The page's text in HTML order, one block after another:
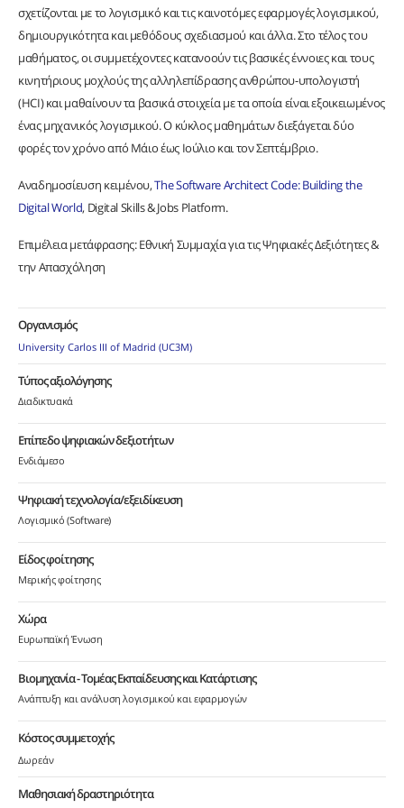
σχετίζονται με το λογισμικό και τις καινοτόμες εφαρμογές λογισμικού,
δημιουργικότητα και μεθόδους σχεδιασμού και άλλα. Στο τέλος του
μαθήματος, οι συμμετέχοντες κατανοούν τις βασικές έννοιες και τους
κινητήριους μοχλούς της αλληλεπίδρασης ανθρώπου-υπολογιστή
(HCI) και μαθαίνουν τα βασικά στοιχεία με τα οποία είναι εξοικειωμένος
ένας μηχανικός λογισμικού. Ο κύκλος μαθημάτων διεξάγεται δύο
φορές τον χρόνο από Μάιο έως Ιούλιο και τον Σεπτέμβριο.
Aναδημοσίευση κειμένου,The Software Architect Code: Building the
Digital World, Digital Skills & Jobs Platform.
Επιμέλεια μετάφρασης: Εθνική Συμμαχία για τις Ψηφιακές Δεξιότητες &
την Απασχόληση
Οργανισμός
University Carlos III of Madrid (UC3M)
Τύπος αξιολόγησης
Διαδικτυακά
Επίπεδο ψηφιακών δεξιοτήτων
Ενδιάμεσο
Ψηφιακή τεχνολογία/εξειδίκευση
Λογισμικό (Software)
Είδος φοίτησης
Μερικής φοίτησης
Χώρα
Ευρωπαϊκή Ένωση
Βιομηχανία - Τομέας Εκπαίδευσης και Κατάρτισης
Ανάπτυξη και ανάλυση λογισμικού και εφαρμογών
Κόστος συμμετοχής
Δωρεάν
Μαθησιακή δραστηριότητα